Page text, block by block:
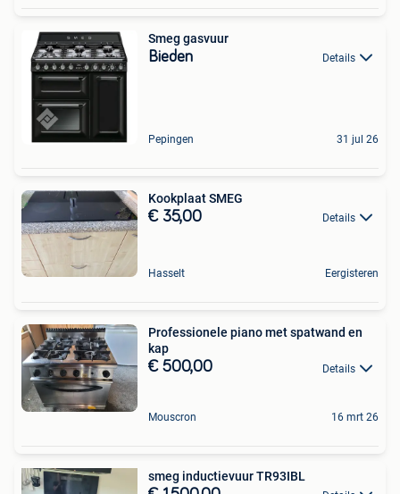
Smeg gasvuur
Bieden Details
Pepingen 31 jul 26
Kookplaat SMEG
€ 35,00 Details
Hasselt Eergisteren
Professionele piano met spatwand en
kap
€ 500,00 Details
Mouscron 16 mrt 26
smeg inductievuur TR93IBL